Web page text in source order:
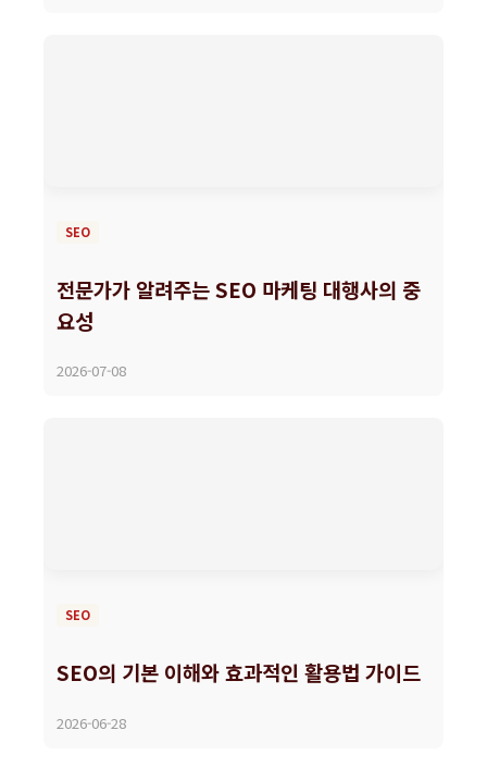
SEO
전문가가 알려주는 SEO 마케팅 대행사의 중
요성
2026-07-08
SEO
SEO의 기본 이해와 효과적인 활용법 가이드
2026-06-28